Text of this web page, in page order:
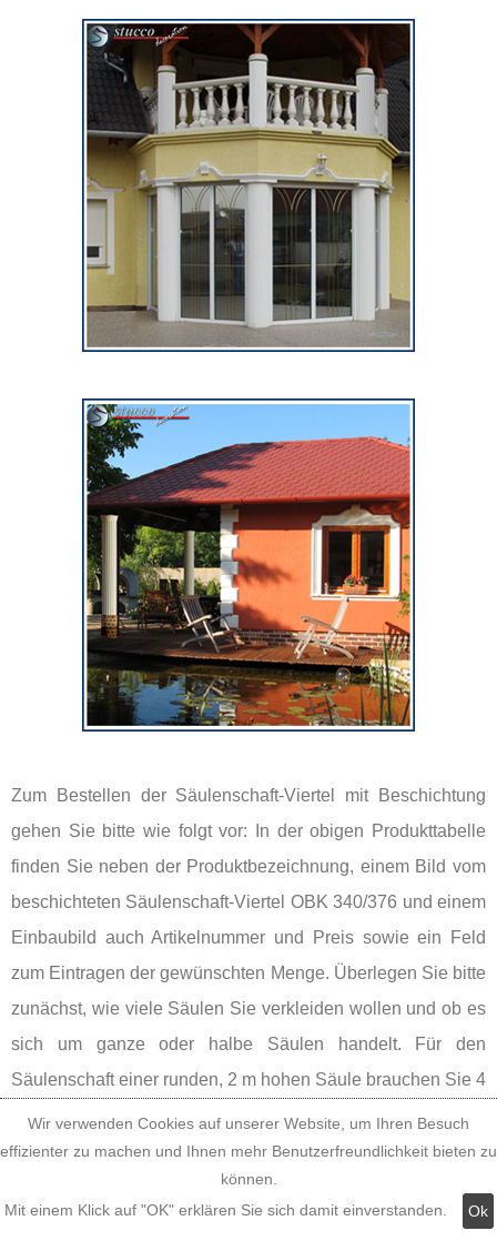
Zum Bestellen der Säulenschaft-Viertel mit Beschichtung
gehen Sie bitte wie folgt vor: In der obigen Produkttabelle
finden Sie neben der Produktbezeichnung, einem Bild vom
beschichteten Säulenschaft-Viertel OBK 340/376 und einem
Einbaubild auch Artikelnummer und Preis sowie ein Feld
zum Eintragen der gewünschten Menge. Überlegen Sie bitte
zunächst, wie viele Säulen Sie verkleiden wollen und ob es
sich um ganze oder halbe Säulen handelt. Für den
Säulenschaft einer runden, 2 m hohen Säule brauchen Sie 4
Säulenschaft-Viertel, für den Säulenschaft einer halben, 2 m
hohen Säule nur 2 Säulenschaft-Viertel. Multiplizieren Sie
die Anzahl der erforderlichen Säulenschaft-Viertel mit der
Anzahl der Säulen und tragen Sie bitte die errechnete
Wir verwenden Cookies auf unserer Website, um Ihren Besuch
effizienter zu machen und Ihnen mehr Benutzerfreundlichkeit bieten zu
können.
Mit einem Klick auf "OK" erklären Sie sich damit einverstanden.
Ok